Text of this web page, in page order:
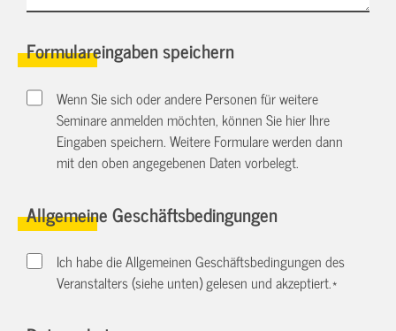
Formulareingaben speichern
Wenn Sie sich oder andere Personen für weitere
Seminare anmelden möchten, können Sie hier Ihre
Eingaben speichern. Weitere Formulare werden dann
mit den oben angegebenen Daten vorbelegt.
Allgemeine Geschäftsbedingungen
Ich habe die Allgemeinen Geschäftsbedingungen des
Veranstalters (siehe unten) gelesen und akzeptiert.*